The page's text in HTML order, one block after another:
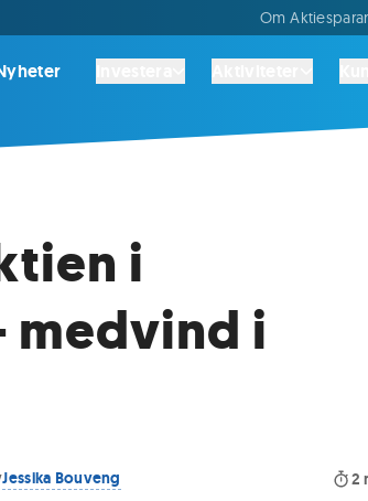
Om
i
medvind i
Jessika Bouveng 2